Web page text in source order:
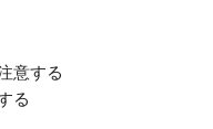
意する
る